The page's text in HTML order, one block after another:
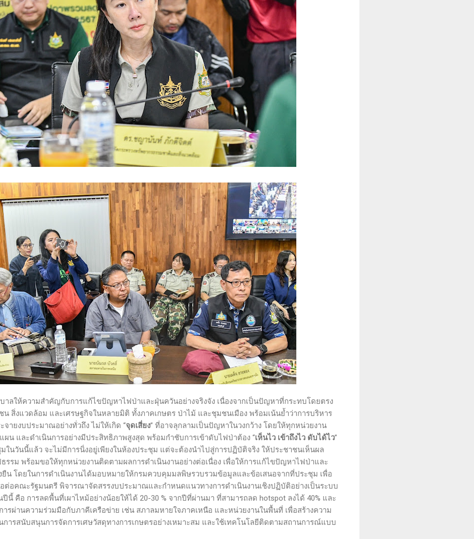
าลให้ความสำคัญกับการแก้ไขปัญหาไฟป่าและฝุ่นควันอย่างจริงจัง เนื่องจากเป็นปัญหาที่กระทบโดยตรง
สิ่งแวดล้อม และเศรษฐกิจในหลายมิติ ทั้งภาคเกษตร ป่าไม้ และชุมชนเมือง พร้อมเน้นย้ำว่าการบริหาร
จายงบประมาณอย่างทั่วถึง ไม่ให้เกิด “จุดเสี่ยง” ที่อาจลุกลามเป็นปัญหาในวงกว้าง โดยให้ทุกหน่วยงาน
ผน และดำเนินการอย่างมีประสิทธิภาพสูงสุด พร้อมกำชับการเข้าดับไฟป่าต้อง “เห็นไว เข้าถึงไว ดับได้ไว”
ในวันนี้แล้ว จะไม่มีการนิ่งอยู่เพียงในห้องประชุม แต่จะต้องนำไปสู่การปฏิบัติจริง ให้ประชาชนเห็นผล
รรม พร้อมขอให้ทุกหน่วยงานติดตามผลการดำเนินงานอย่างต่อเนื่อง เพื่อให้การแก้ไขปัญหาไฟป่าและ
น โดยในการดำเนินงานได้มอบหมายให้กรมควบคุมมลพิษรวบรวมข้อมูลและข้อเสนอจากที่ประชุม เพื่อ
ต่อคณะรัฐมนตรี พิจารณาจัดสรรงบประมาณและกำหนดแนวทางการดำเนินงานเชิงปฏิบัติอย่างเป็นระบบ
นี้ คือ การลดพื้นที่เผาไหม้อย่างน้อยให้ได้ 20-30 % จากปีที่ผ่านมา ที่สามารถลด hotspot ลงได้ 40% และ
รผ่านความร่วมมือกับภาคีเครือข่าย เช่น สภาลมหายใจภาคเหนือ และหน่วยงานในพื้นที่ เพื่อสร้างความ
การสนับสนุนการจัดการเศษวัสดุทางการเกษตรอย่างเหมาะสม และใช้เทคโนโลยีติดตามสถานการณ์แบบ